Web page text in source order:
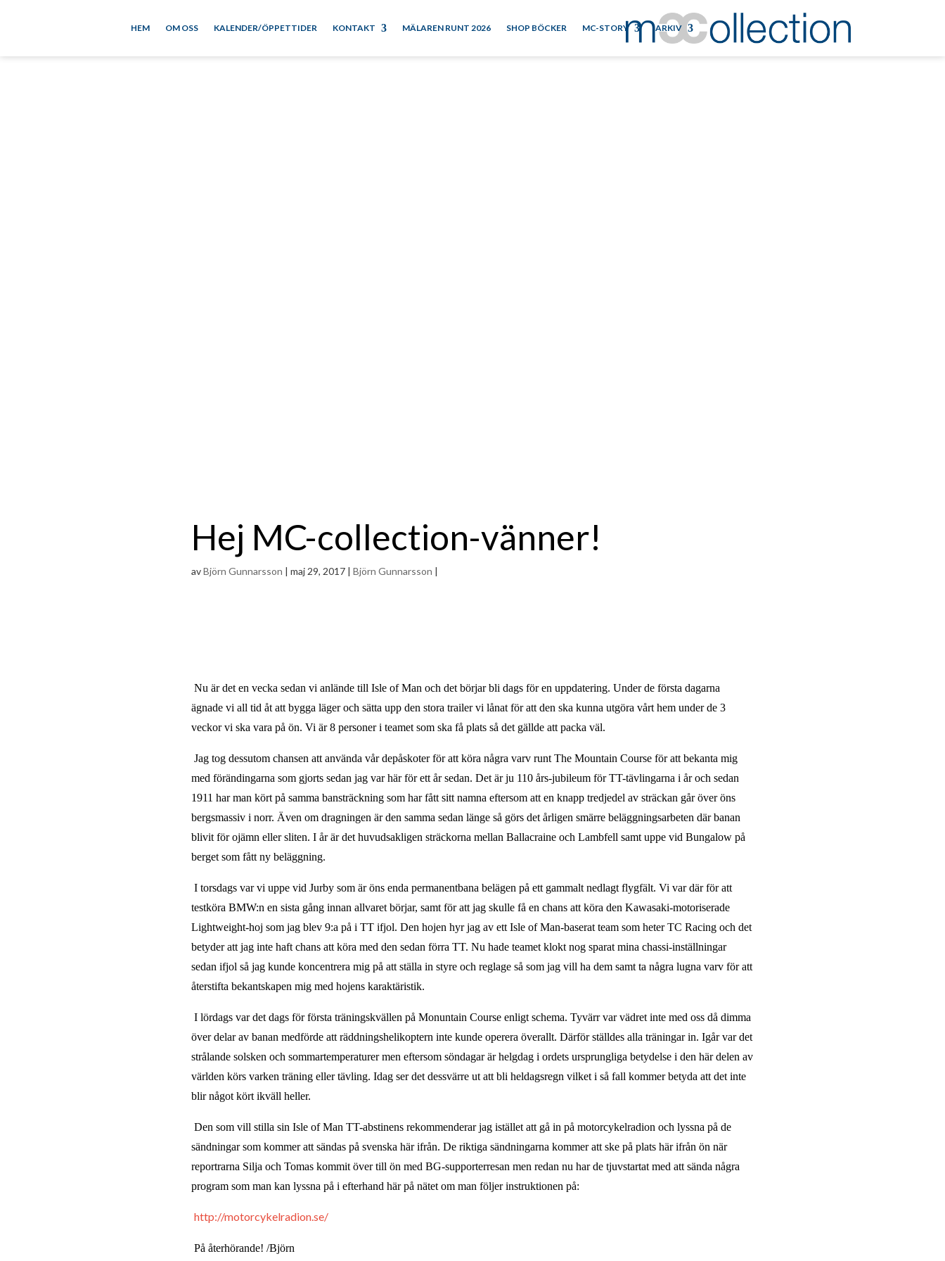
HEM OM OSS KALENDER/ÖPPETTIDER KONTAKT MÄLAREN RUNT 2026 SHOP BÖCKER MC-STORY ARKIV
Hej MC-collection-vänner!
avBjörn Gunnarsson | maj 29, 2017 | Björn Gunnarsson |
Nu är det en vecka sedan vi anlände till Isle of Man och det börjar bli dags för en uppdatering. Under de första dagarna
ägnade vi all tid åt att bygga läger och sätta upp den stora trailer vi lånat för att den ska kunna utgöra vårt hem under de 3
veckor vi ska vara på ön. Vi är 8 personer i teamet som ska få plats så det gällde att packa väl.
Jag tog dessutom chansen att använda vår depåskoter för att köra några varv runt The Mountain Course för att bekanta mig
med förändingarna som gjorts sedan jag var här för ett år sedan. Det är ju 110 års-jubileum för TT-tävlingarna i år och sedan
1911 har man kört på samma bansträckning som har fått sitt namna eftersom att en knapp tredjedel av sträckan går över öns
bergsmassiv i norr. Även om dragningen är den samma sedan länge så görs det årligen smärre beläggningsarbeten där banan
blivit för ojämn eller sliten. I år är det huvudsakligen sträckorna mellan Ballacraine och Lambfell samt uppe vid Bungalow på
berget som fått ny beläggning.
I torsdags var vi uppe vid Jurby som är öns enda permanentbana belägen på ett gammalt nedlagt flygfält. Vi var där för att
testköra BMW:n en sista gång innan allvaret börjar, samt för att jag skulle få en chans att köra den Kawasaki-motoriserade
Lightweight-hoj som jag blev 9:a på i TT ifjol. Den hojen hyr jag av ett Isle of Man-baserat team som heter TC Racing och det
betyder att jag inte haft chans att köra med den sedan förra TT. Nu hade teamet klokt nog sparat mina chassi-inställningar
sedan ifjol så jag kunde koncentrera mig på att ställa in styre och reglage så som jag vill ha dem samt ta några lugna varv för att
återstifta bekantskapen mig med hojens karaktäristik.
I lördags var det dags för första träningskvällen på Monuntain Course enligt schema. Tyvärr var vädret inte med oss då dimma
över delar av banan medförde att räddningshelikoptern inte kunde operera överallt. Därför ställdes alla träningar in. Igår var det
strålande solsken och sommartemperaturer men eftersom söndagar är helgdag i ordets ursprungliga betydelse i den här delen av
världen körs varken träning eller tävling. Idag ser det dessvärre ut att bli heldagsregn vilket i så fall kommer betyda att det inte
blir något kört ikväll heller.
Den som vill stilla sin Isle of Man TT-abstinens rekommenderar jag istället att gå in på motorcykelradion och lyssna på de
sändningar som kommer att sändas på svenska här ifrån. De riktiga sändningarna kommer att ske på plats här ifrån ön när
reportrarna Silja och Tomas kommit över till ön med BG-supporterresan men redan nu har de tjuvstartat med att sända några
program som man kan lyssna på i efterhand här på nätet om man följer instruktionen på:
http://motorcykelradion.se/
På återhörande! /Björn